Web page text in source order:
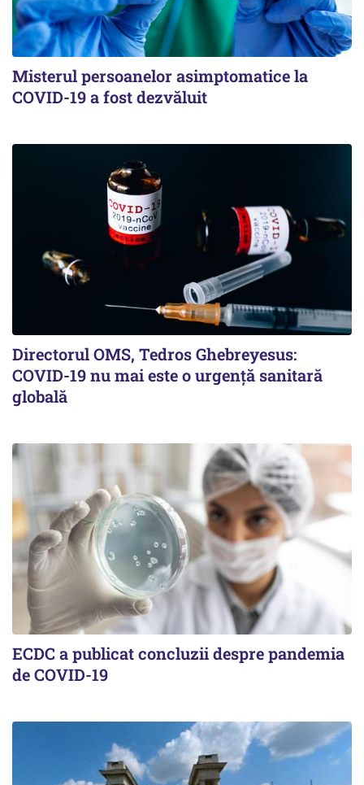
Misterul persoanelor asimptomatice la
COVID-19 a fost dezvăluit
Directorul OMS, Tedros Ghebreyesus:
COVID-19 nu mai este o urgenţă sanitară
globală
ECDC a publicat concluzii despre pandemia
de COVID-19